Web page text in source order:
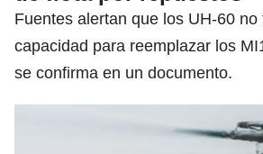
Fuentes alertan que los UH-60 no
capacidad para reemplazar los
se confirma en un documento.